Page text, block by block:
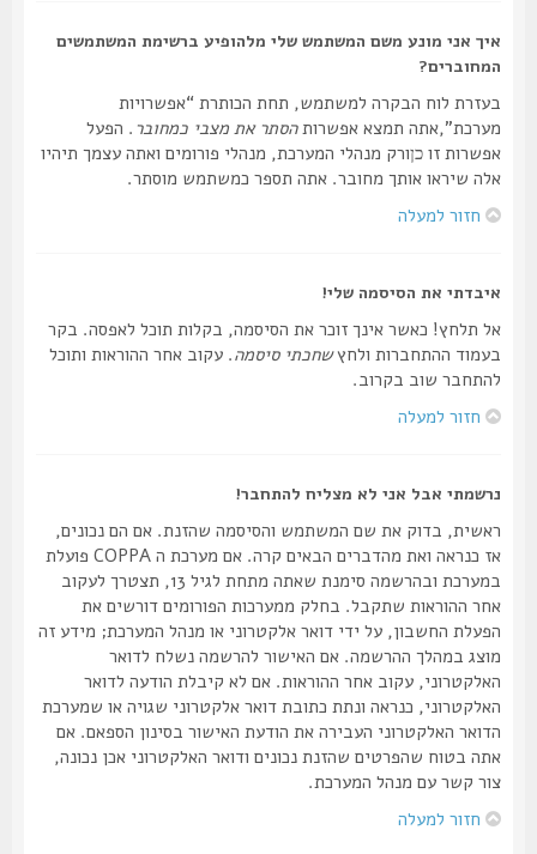
איך אני מונע משם המשתמש שלי מלהופיע ברשימת המשתמשים
המחוברים?
בעזרת לוח הבקרה למשתמש, תחת הכותרת “אפשרויות
מערכת”,אתה תמצא אפשרותהסתר את מצבי כמחובר. הפעל
אפשרות זוכןורק מנהלי המערכת, מנהלי פורומים ואתה עצמך תיהיו
אלה שיראו אותך מחובר. אתה תספר כמשתמש מוסתר.
חזור למעלה
איבדתי את הסיסמה שלי!
אל תלחץ! כאשר אינך זוכר את הסיסמה, בקלות תוכל לאפסה. בקר
בעמוד ההתחברות ולחץשחכתי סיסמה. עקוב אחר ההוראות ותוכל
להתחבר שוב בקרוב.
חזור למעלה
נרשמתי אבל אני לא מצליח להתחבר!
ראשית, בדוק את שם המשתמש והסיסמה שהזנת. אם הם נכונים,
אז כנראה ואת מהדברים הבאים קרה. אם מערכת ה COPPA פועלת
במערכת ובהרשמה סימנת שאתה מתחת לגיל 13, תצטרך לעקוב
אחר ההוראות שתקבל. בחלק ממערכות הפורומים דורשים את
הפעלת החשבון, על ידי דואר אלקטרוני או מנהל המערכת; מידע זה
מוצג במהלך ההרשמה. אם האישור להרשמה נשלח לדואר
האלקטרוני, עקוב אחר ההוראות. אם לא קיבלת הודעה לדואר
האלקטרוני, כנראה ונתת כתובת דואר אלקטרוני שגויה או שמערכת
הדואר האלקטרוני העבירה את הודעת האישור בסינון הספאם. אם
אתה בטוח שהפרטים שהזנת נכונים ודואר האלקטרוני אכן נכונה,
צור קשר עם מנהל המערכת.
חזור למעלה